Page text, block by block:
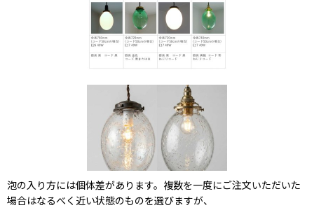
泡の入り方には個体差があります。複数を一度にご注文いただいた
場合はなるべく近い状態のものを選びますが、